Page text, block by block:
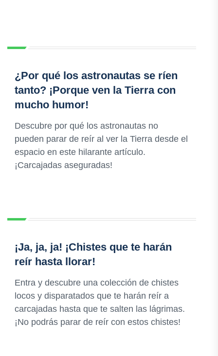
¿Por qué los astronautas se ríen
tanto? ¡Porque ven la Tierra con
mucho humor!
Descubre por qué los astronautas no
pueden parar de reír al ver la Tierra desde el
espacio en este hilarante artículo.
¡Carcajadas aseguradas!
¡Ja, ja, ja! ¡Chistes que te harán
reír hasta llorar!
Entra y descubre una colección de chistes
locos y disparatados que te harán reír a
carcajadas hasta que te salten las lágrimas.
¡No podrás parar de reír con estos chistes!